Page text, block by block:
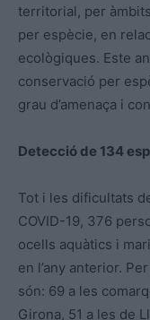
territorial, per
per espècie, en
ecològiques. Este
conservació per
grau d’amenaça i
Detecció de 134
Tot i les dificultats
COVID-19, 376
ocells aquàtics i
en l’any anterior.
són: 69 a les
Girona, 51 a les de